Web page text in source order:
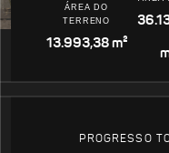
ÁREA DO
TERRENO
13.993,38 m²
PROGRESSO